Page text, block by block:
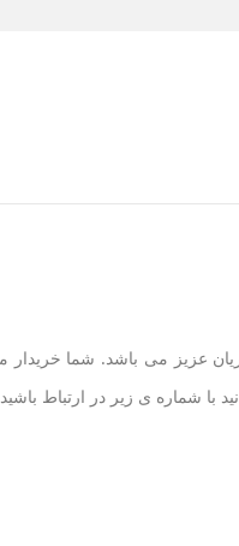
عزیز می باشد. شما خریدار
با شماره ی زیر در ارتباط